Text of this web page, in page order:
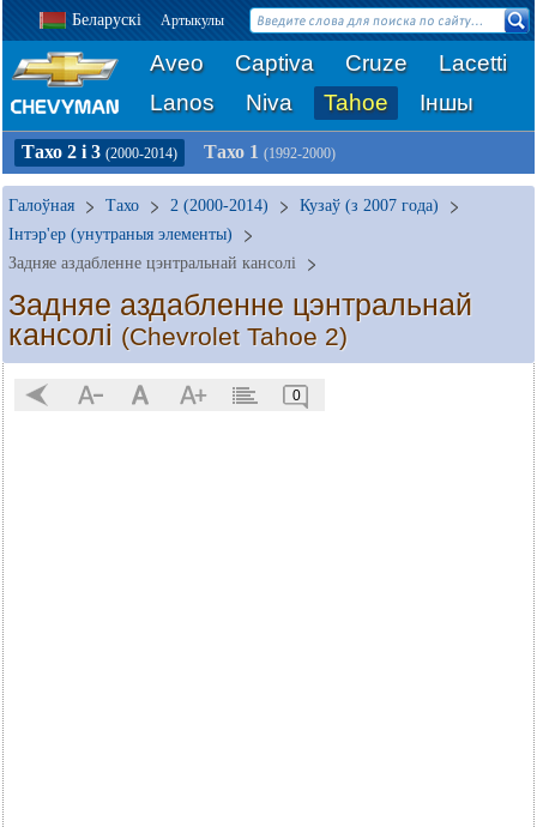
Беларускі Артыкулы
Aveo Captiva Cruze
Lacetti
Lanos
Niva Tahoe Іншы
Тахо 2 і 3 (2000-2014) Тахо 1 (1992-2000)
Галоўная Тахо 2 (2000-2014)
Кузаў (з 2007 года)
Інтэр'ер (унутраныя элементы)
Задняе аздабленне цэнтральнай кансолі
Задняе аздабленне цэнтральнай
кансолі (Chevrolet Tahoe 2)
0